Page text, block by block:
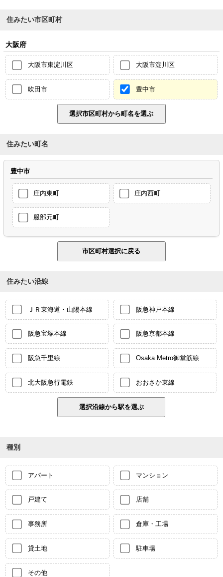
住みたい市区町村
大阪府
大阪市東淀川区 大阪市淀川区
吹田市 豊中市
住みたい町名
豊中市
庄内東町 庄内西町
服部元町
住みたい沿線
ＪＲ東海道・山陽本線 阪急神戸本線
阪急宝塚本線 阪急京都本線
阪急千里線 Osaka Metro御堂筋線
北大阪急行電鉄 おおさか東線
種別
アパート マンション
戸建て 店舗
事務所 倉庫・工場
貸土地 駐車場
その他